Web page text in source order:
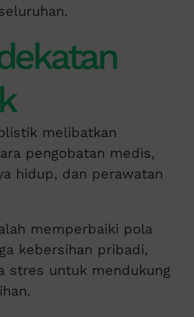
melibatkan
pengobatan medis,
hidup, dan perawatan
memperbaiki pola
kebersihan pribadi,
stres untuk mendukung